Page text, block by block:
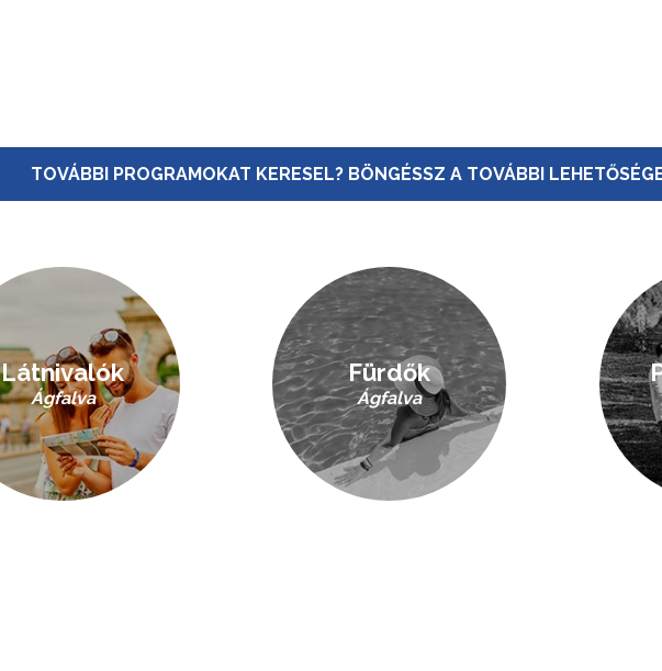
TOVÁBBI PROGRAMOKAT KERESEL? BÖNGÉSSZ A TOVÁBBI
Látnivalók
Ágfalva
Fürdők
Ágfalva